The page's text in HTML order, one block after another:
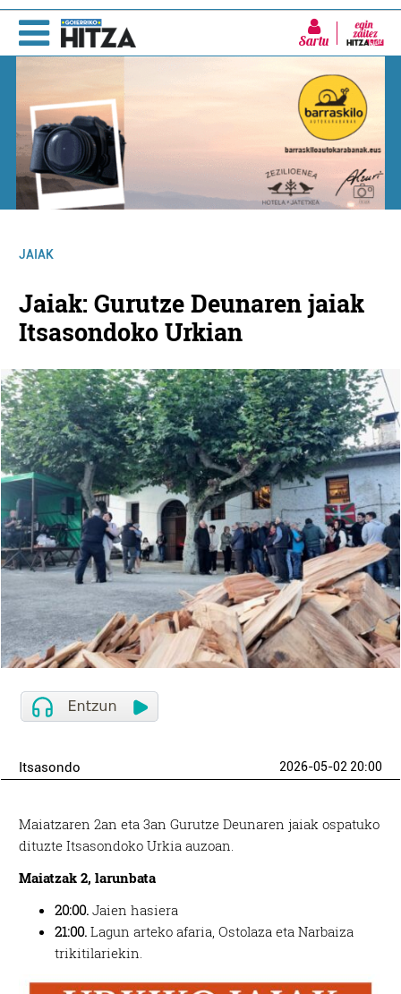
Sartu
JAIAK
Jaiak: Gurutze Deunaren jaiak
Itsasondoko Urkian
Itsasondo 2026-05-02 20:00
Maiatzaren 2an eta 3an Gurutze Deunaren jaiak ospatuko
dituzte Itsasondoko Urkia auzoan.
Maiatzak 2, larunbata
20:00. Jaien hasiera
21:00. Lagun arteko afaria, Ostolaza eta Narbaiza
trikitilariekin.